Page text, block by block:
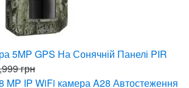
5MP GPS На Сонячній Панелі PIR
грн
MP IP WiFi камера A28 Автостеження